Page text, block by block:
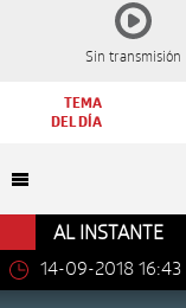
Sin transmisión
TEMA
DEL DÍA
AL INSTANTE
14-09-2018 16:43